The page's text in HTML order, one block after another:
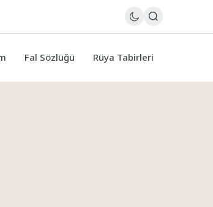
Fal Sözlüğü Rüya Tabirleri